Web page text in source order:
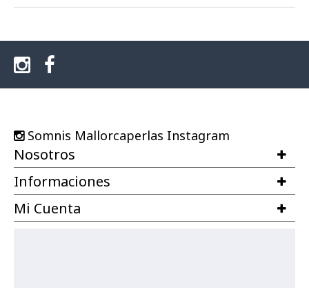
Somnis Mallorcaperlas Instagram
Nosotros
Informaciones
Mi Cuenta